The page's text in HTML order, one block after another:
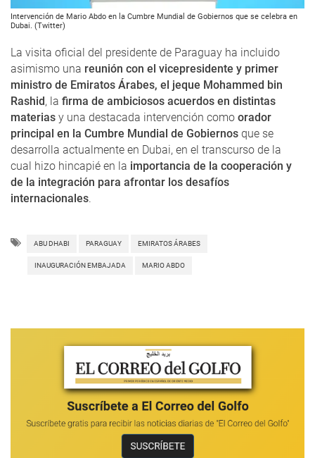
Intervención de Mario Abdo en la Cumbre Mundial de Gobiernos que se celebra en
Dubai. (Twitter)
La visita oficial del presidente de Paraguay ha incluido
asimismo una reunión con el vicepresidente y primer
ministro de Emiratos Árabes, el jeque Mohammed bin
Rashid, la firma de ambiciosos acuerdos en distintas
materias y una destacada intervención como orador
principal en la Cumbre Mundial de Gobiernos que se
desarrolla actualmente en Dubai, en el transcurso de la
cual hizo hincapié en la importancia de la cooperación y
de la integración para afrontar los desafíos
internacionales.
ABU DHABI PARAGUAY EMIRATOS ÁRABES
INAUGURACIÓN EMBAJADA MARIO ABDO